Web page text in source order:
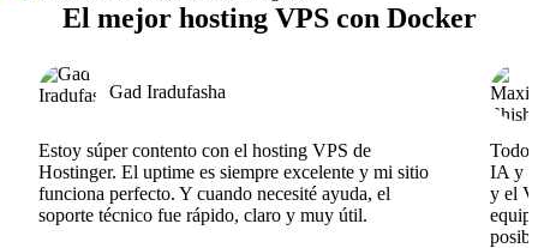
El mejor hosting VPS con Docker
Gad Iradufasha
Estoy súper contento con el hosting VPS de
Hostinger. El uptime es siempre excelente y mi sitio
funciona perfecto. Y cuando necesité ayuda, el
soporte técnico fue rápido, claro y muy útil.
Todo
IA y
y el